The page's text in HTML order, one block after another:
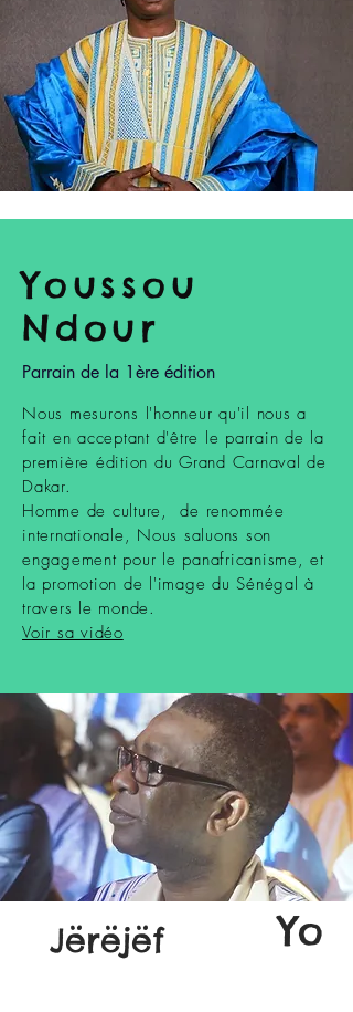
Youssou
Ndour
Parrain de la 1ère édition
Nous mesurons l'honneur qu'il nous a
fait en acceptant d'être le parrain de la
première édition du Grand Carnaval de
Dakar.
Homme de culture, de renommée
internationale, Nous saluons son
engagement pour le panafricanisme, et
la promotion de l'image du Sénégal à
travers le monde.
Voir sa vidéo
Jërëjëf Yo